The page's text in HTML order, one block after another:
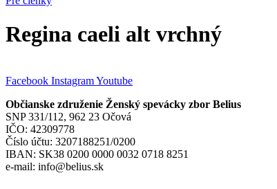
Regina caeli alt vrchný
Facebook InstagramYoutube
Občianske združenie Ženský spevácky zbor Belius
SNP 331/112, 962 23 Očová
IČO: 42309778
Číslo účtu: 3207188251/0200
IBAN: SK38 0200 0000 0032 0718 8251
e-mail: info@belius.sk